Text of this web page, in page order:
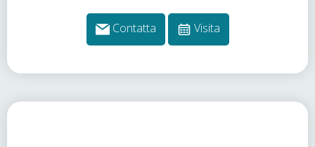
Contatta Visita